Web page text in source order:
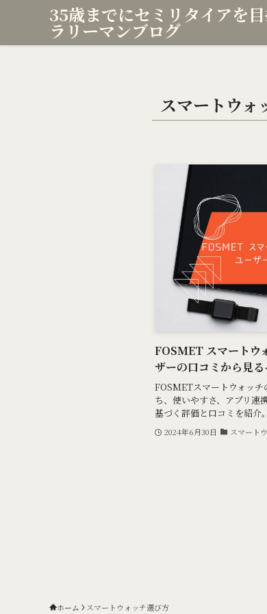
35歳までにセミリタイアを
ラリーマンブログ
スマートウォ
FOSMET スマートウ
ザーの口コミから見
FOSMETスマートウォッ
ち、使いやすさ、アプリ連
基づく評価と口コミを紹介。
2024年6月30日 スマート
ホーム スマートウォッチ選び方